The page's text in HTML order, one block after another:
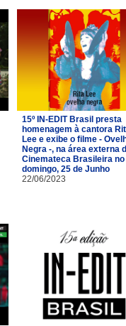
15º IN-EDIT Brasil presta
homenagem à cantora
Lee e exibe o filme -
Negra -, na área externa
Cinemateca Brasileira no
domingo, 25 de Junho
22/06/2023